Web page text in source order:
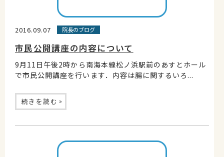
2016.09.07 院長のブログ
市民公開講座の内容について
9月11日午後2時から南海本線松ノ浜駅前のあすとホール
で市民公開講座を行います．内容は腸に関するいろ...
続きを読む »